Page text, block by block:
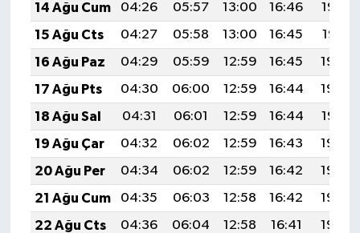
14 Ağu Cum
04:26 05:57 13:00 16:46
19:52
15 Ağu Cts
04:27 05:58 13:00 16:45
19:51
16 Ağu Paz
04:29 05:59 12:59 16:45
19:50
17 Ağu Pts
04:30 06:00 12:59 16:44
19:49
18 Ağu Sal
04:31 06:01 12:59 16:44
19:47
19 Ağu Çar
04:32 06:02 12:59 16:43
19:46
20 Ağu Per
04:34 06:02 12:59 16:42
19:45
21 Ağu Cum
04:35 06:03 12:58 16:42
19:43
22 Ağu Cts
04:36 06:04 12:58 16:41
19:42